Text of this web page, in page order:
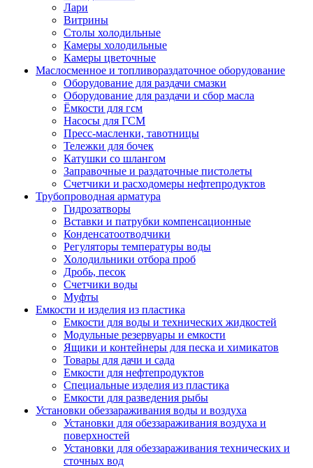
Лари
Витрины
Столы холодильные
Камеры холодильные
Камеры цветочные
Маслосменное и топливораздаточное оборудование
Оборудование для раздачи смазки
Оборудование для раздачи и сбор масла
Ёмкости для гсм
Насосы для ГСМ
Пресс-масленки, тавотницы
Тележки для бочек
Катушки со шлангом
Заправочные и раздаточные пистолеты
Счетчики и расходомеры нефтепродуктов
Трубопроводная арматура
Гидрозатворы
Вставки и патрубки компенсационные
Конденсатоотводчики
Регуляторы температуры воды
Холодильники отбора проб
Дробь, песок
Счетчики воды
Муфты
Емкости и изделия из пластика
Емкости для воды и технических жидкостей
Модульные резервуары и емкости
Ящики и контейнеры для песка и химикатов
Товары для дачи и сада
Емкости для нефтепродуктов
Специальные изделия из пластика
Емкости для разведения рыбы
Установки обеззараживания воды и воздуха
Установки для обеззараживания воздуха и
поверхностей
Установки для обеззараживания технических и
сточных вод